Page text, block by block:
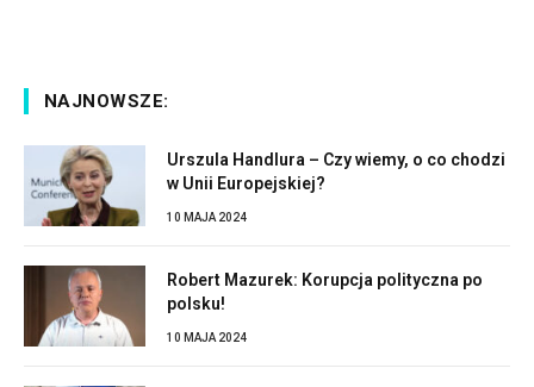
NAJNOWSZE:
Urszula Handlura – Czy wiemy, o co chodzi
w Unii Europejskiej?
10 MAJA 2024
Robert Mazurek: Korupcja polityczna po
polsku!
10 MAJA 2024